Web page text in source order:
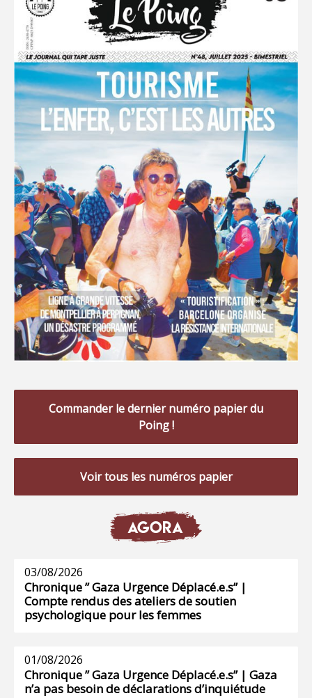
Commander le dernier numéro papier du
Poing !
Voir tous les numéros papier
AGORA
03/08/2026
Chronique ” Gaza Urgence Déplacé.e.s” |
Compte rendus des ateliers de soutien
psychologique pour les femmes
01/08/2026
Chronique ” Gaza Urgence Déplacé.e.s” | Gaza
n’a pas besoin de déclarations d’inquiétude